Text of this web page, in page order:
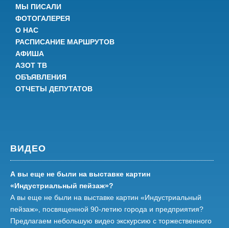
МЫ ПИСАЛИ
ФОТОГАЛЕРЕЯ
О НАС
РАСПИСАНИЕ МАРШРУТОВ
АФИША
АЗОТ ТВ
ОБЪЯВЛЕНИЯ
ОТЧЕТЫ ДЕПУТАТОВ
ВИДЕО
А вы еще не были на выставке картин
«Индустриальный пейзаж»?
А вы еще не были на выставке картин «Индустриальный
пейзаж», посвященной 90-летию города и предприятия?
Предлагаем небольшую видео экскурсию с торжественного